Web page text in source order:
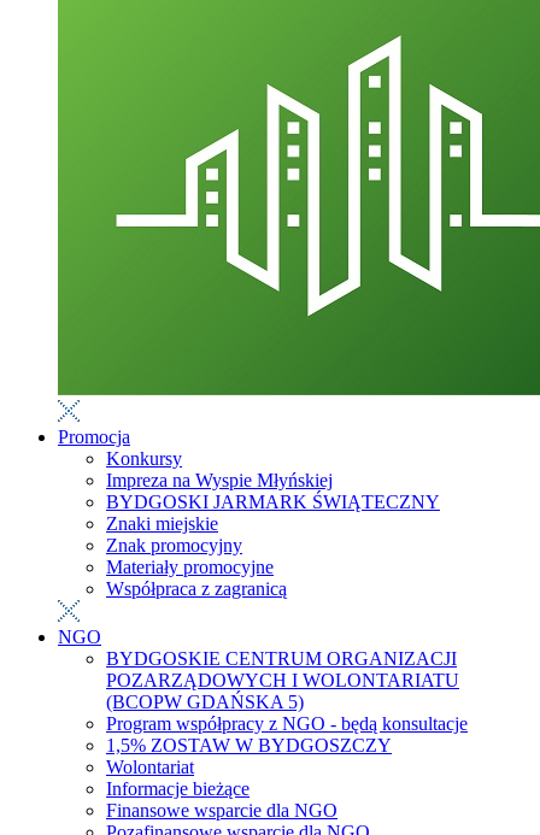
Promocja
Konkursy
Impreza na Wyspie Młyńskiej
BYDGOSKI JARMARK ŚWIĄTECZNY
Znaki miejskie
Znak promocyjny
Materiały promocyjne
Współpraca z zagranicą
NGO
BYDGOSKIE CENTRUM ORGANIZACJI
POZARZĄDOWYCH I WOLONTARIATU
(BCOPW GDAŃSKA 5)
Program współpracy z NGO - będą konsultacje
1,5% ZOSTAW W BYDGOSZCZY
Wolontariat
Informacje bieżące
Finansowe wsparcie dla NGO